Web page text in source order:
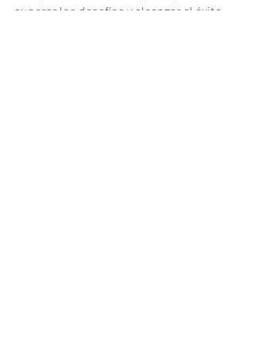
superar los desafíos y alcanzar el éxito.